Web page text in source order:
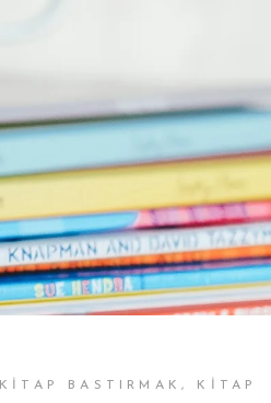
KITAP BASTIRMAK,
KITAP